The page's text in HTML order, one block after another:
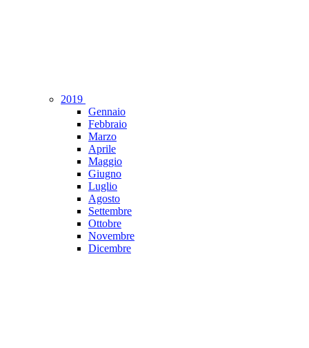
2019
Gennaio
Febbraio
Marzo
Aprile
Maggio
Giugno
Luglio
Agosto
Settembre
Ottobre
Novembre
Dicembre